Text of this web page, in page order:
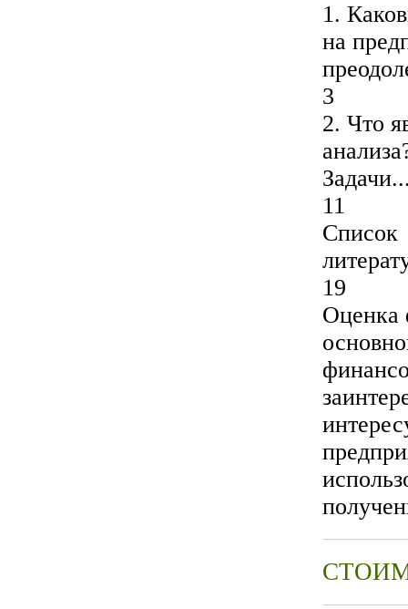
1.
на
3
2. Что
11
Список
19
Оценка